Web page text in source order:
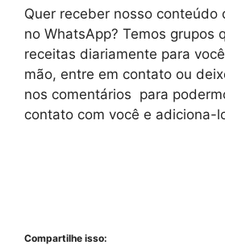
Quer receber nosso conteúdo
no WhatsApp? Temos grupos
receitas diariamente para
mão, entre em contato ou
nos comentários para
contato com você e adiciona-
Compartilhe isso: